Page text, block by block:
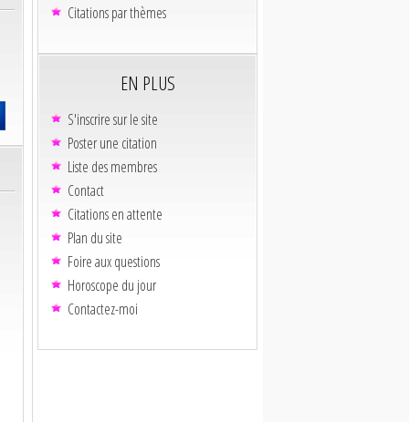
Citations par thèmes
EN PLUS
S'inscrire sur le site
Poster une citation
Liste des membres
Contact
Citations en attente
Plan du site
Foire aux questions
Horoscope du jour
Contactez-moi